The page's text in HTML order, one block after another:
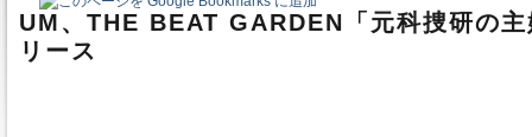
UM、THE BEAT GARDEN「元科捜研の
リース